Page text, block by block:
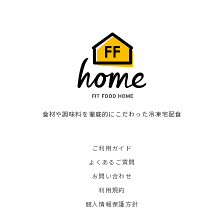
食材や調味料を徹底的にこだわった冷凍宅配食
ご利用ガイド
よくあるご質問
お問い合わせ
利用規約
個人情報保護方針